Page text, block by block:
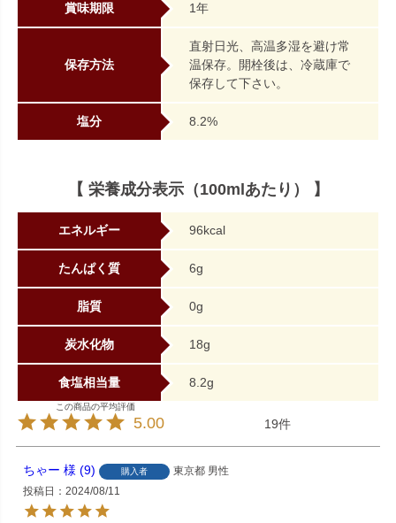
賞味期限 1年
保存方法
直射日光、高温多湿を避け常
温保存。開栓後は、冷蔵庫で
保存して下さい。
塩分 8.2%
【 栄養成分表示（100mlあたり） 】
エネルギー 96kcal
たんぱく質 6g
脂質 0g
炭水化物 18g
食塩相当量 8.2g
5.00 19
ちゃー 9 購入者 東京都 男性
投稿日
2024/08/11